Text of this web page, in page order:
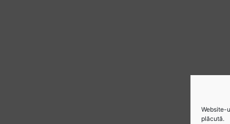
Website-
plăcută.